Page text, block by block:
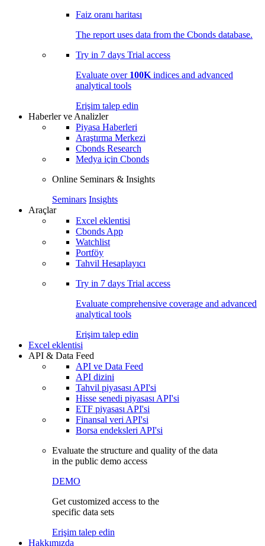
Faiz oranı haritası
The report uses data from the Cbonds database.
Try in 7 days Trial access
Evaluate over 100K indices and advanced
analytical tools
Erişim talep edin
Haberler ve Analizler
Piyasa Haberleri
Araştırma Merkezi
Cbonds Research
Medya için Cbonds
Online Seminars & Insights
Seminars Insights
Araçlar
Excel eklentisi
Cbonds App
Watchlist
Portföy
Tahvil Hesaplayıcı
Try in 7 days Trial access
Evaluate comprehensive coverage and advanced
analytical tools
Erişim talep edin
Excel eklentisi
API & Data Feed
API ve Data Feed
API dizini
Tahvil piyasası API'si
Hisse senedi piyasası API'si
ETF piyasası API'si
Finansal veri API'si
Borsa endeksleri API'si
Evaluate the structure and quality of the data
in the public demo access
DEMO
Get customized access to the
specific data sets
Erişim talep edin
Hakkımızda